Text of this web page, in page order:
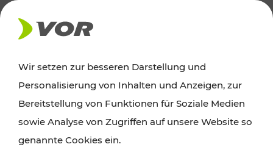
AKTUELLES
News
Alle wichtigen Meldungen zu Fahrplanänderungen,
Wir setzen zur besseren Darstellung und
Personalisierung von Inhalten und Anzeigen, zur
Bereitstellung von Funktionen für Soziale Medien
sowie Analyse von Zugriffen auf unsere Website so
genannte Cookies ein.